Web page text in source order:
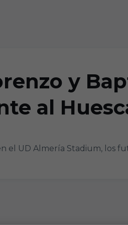
y
al
el UD Almería Stadium, los